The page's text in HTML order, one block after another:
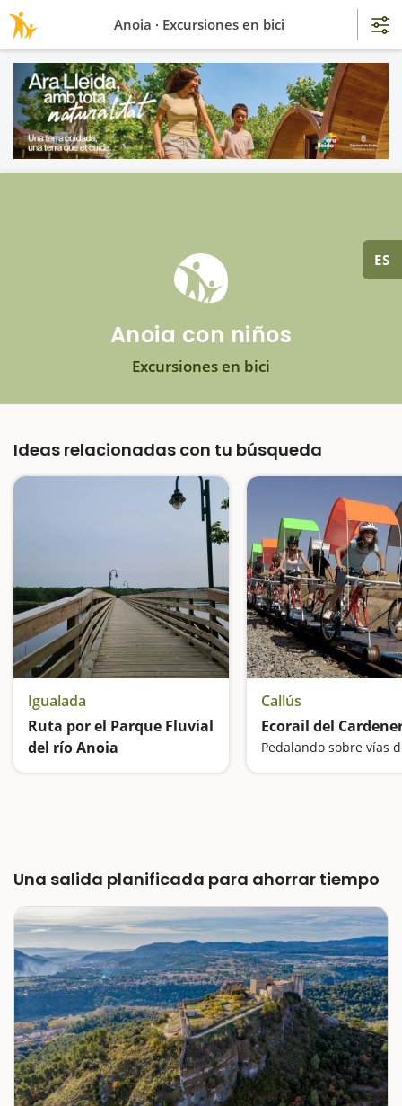
ES
Anoia con niños
Excursiones en bici
Ideas relacionadas con tu búsqueda
Igualada
Ruta por el Parque Fluvial
del río Anoia
Callús
Ecorail del
Pedalando sobre vías
Una salida planificada para ahorrar tiempo
Anoia · Excursiones en bici